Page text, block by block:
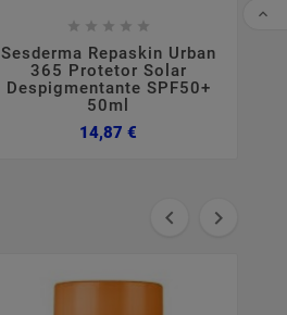
    
Sesderma Repaskin Urban
365 Protetor Solar
Despigmentante SPF50+
50ml
14,87 €
 
